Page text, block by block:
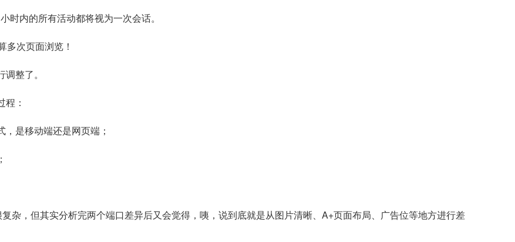
时内的所有活动都将视为一次会话。
多次页面浏览！
整了。
：
是移动端还是网页端；
杂，但其实分析完两个端口差异后又会觉得，咦，说到底就是从图片清晰、A+页面布局、广告位等地方进行差